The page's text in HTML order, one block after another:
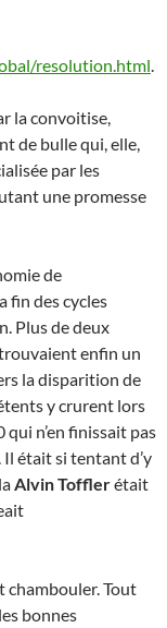
resolution.html.
la convoitise,
de bulle qui, elle,
par les
une promesse
de
fin des cycles
Plus de deux
enfin un
la disparition de
y crurent lors
n’en finissait pas
Il était si tentant d’y
Alvin Tofflerétait
chambouler. Tout
bonnes